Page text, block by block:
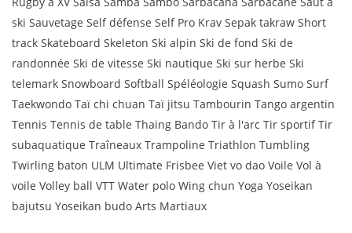
ski Sauvetage Self défense Self Pro Krav Sepak takraw Short
track Skateboard Skeleton Ski alpin Ski de fond Ski de
randonnée Ski de vitesse Ski nautique Ski sur herbe Ski
telemark Snowboard Softball Spéléologie Squash Sumo Surf
Taekwondo Taï chi chuan Taï jitsu Tambourin Tango argentin
Tennis Tennis de table Thaing Bando Tir à l'arc Tir sportif Tir
subaquatique Traîneaux Trampoline Triathlon Tumbling
Twirling baton ULM Ultimate Frisbee Viet vo dao Voile Vol à
voile Volley ball VTT Water polo Wing chun Yoga Yoseikan
bajutsu Yoseikan budo Arts Martiaux